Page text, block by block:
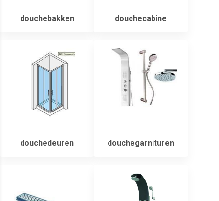
douchebakken douchecabine
douchedeuren douchegarnituren